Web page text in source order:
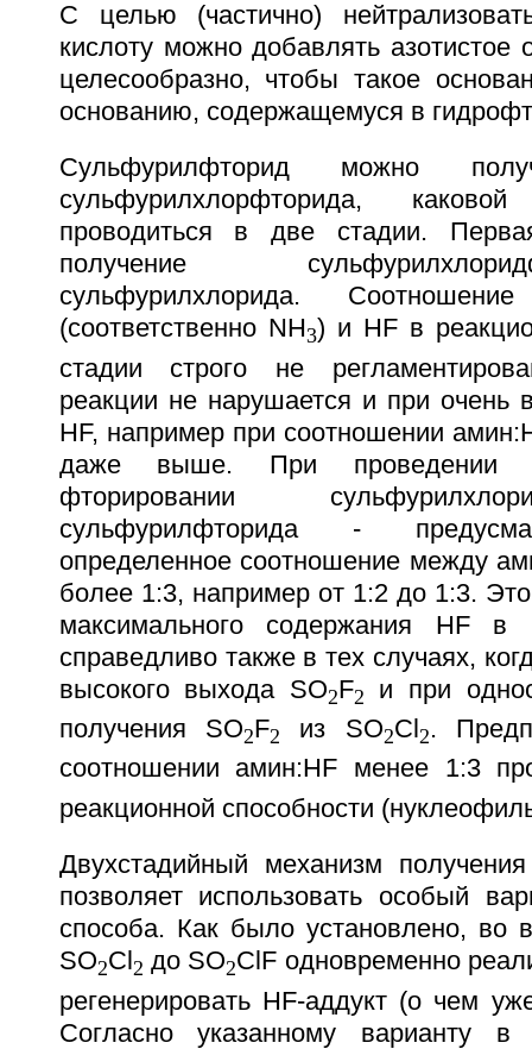
С целью (частично)
кислоту можно добавлять азотистое
целесообразно, чтобы такое
основанию, содержащемуся в
Сульфурилфторид можно
сульфурилхлорфторида,
проводиться в две стадии.
получение
сульфурилхлорида.
(соответственно NH3) и HF в
стадии строго не
реакции не нарушается и при очень
HF, например при соотношении
даже выше. При проведении
фторировании
сульфурилфторида -
определенное соотношение между
более 1:3, например от 1:2 до 1:3.
максимального содержания HF в
справедливо также в тех случаях,
высокого выхода SO2F2
и при
получения SO2F2 из SO2Cl 2.
соотношении амин:НF менее 1:3
реакционной способности
Двухстадийный механизм
позволяет использовать особый
способа. Как было установлено, во
SO2Cl 2 до SO2ClF одновременно
регенерировать HF-аддукт (о чем
Согласно указанному варианту в